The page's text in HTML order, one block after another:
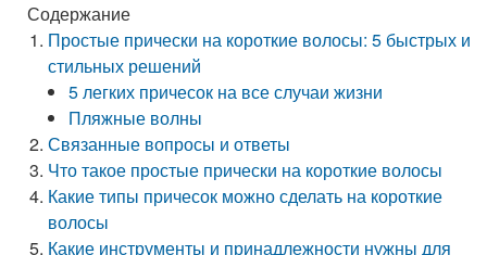
Содержание
Простые прически на короткие волосы: 5 быстрых и
стильных решений
5 легких причесок на все случаи жизни
Пляжные волны
Связанные вопросы и ответы
Что такое простые прически на короткие волосы
Какие типы причесок можно сделать на короткие
волосы
Какие инструменты и принадлежности нужны для